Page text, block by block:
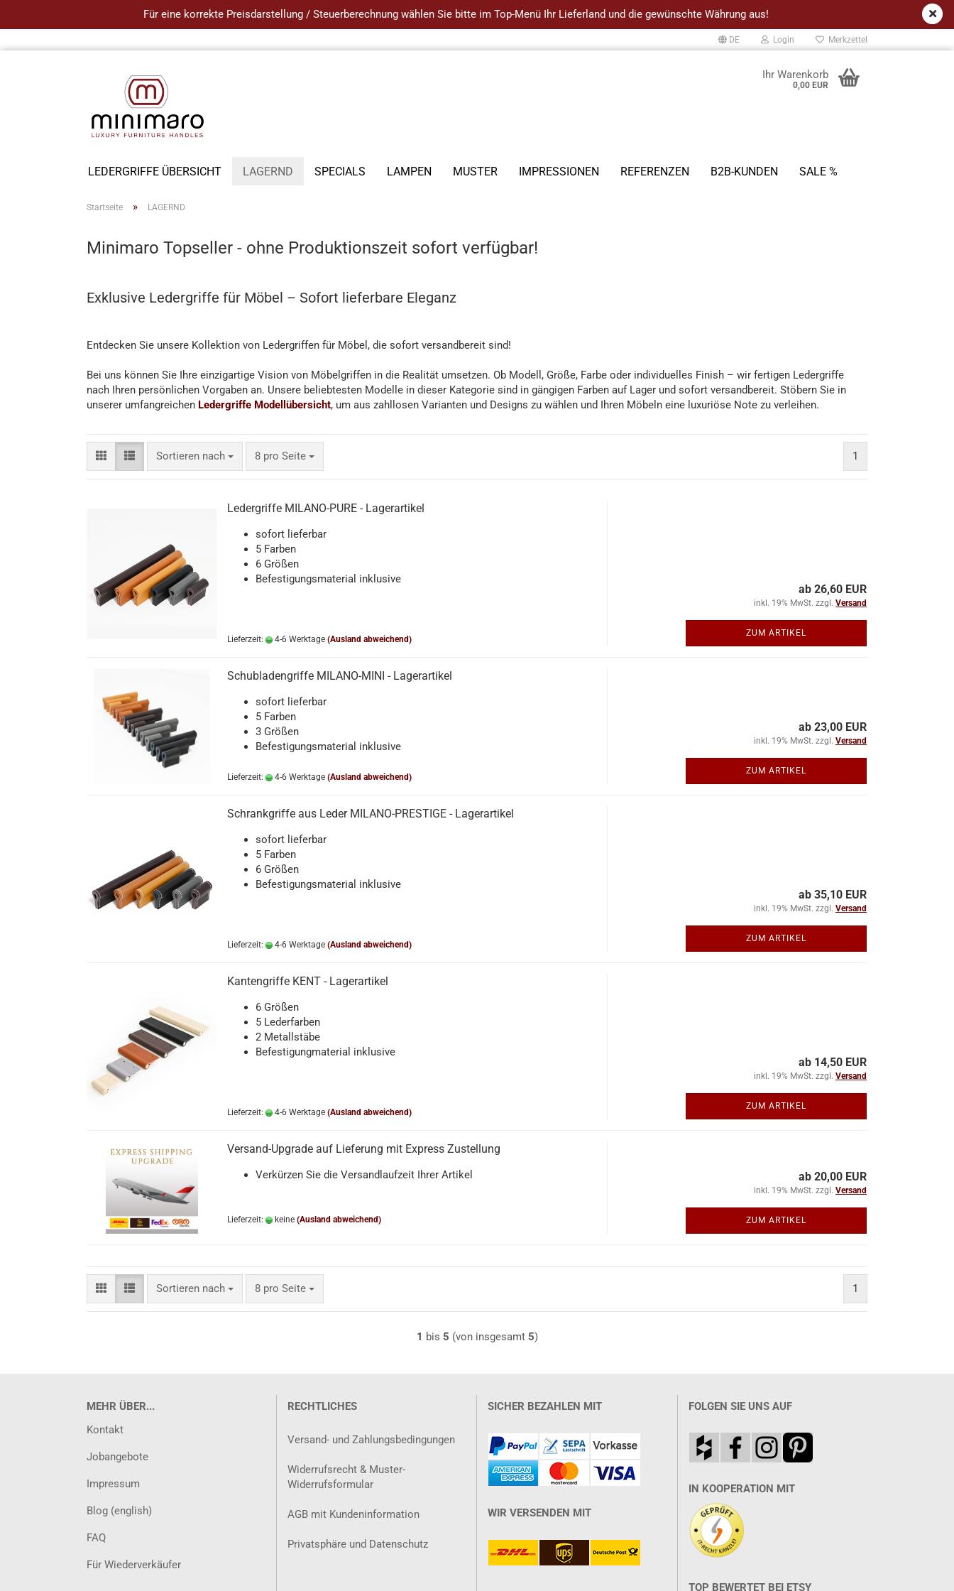
DE Login Merkzettel
Ihr Warenkorb
0,00 EUR
Für eine korrekte Preisdarstellung / Steuerberechnung wählen Sie bitte im Top-Menü Ihr Lieferland und die gewünschte Währung aus!
LEDERGRIFFE ÜBERSICHT LAGERND SPECIALS LAMPEN MUSTER IMPRESSIONEN REFERENZEN B2B-KUNDEN SALE %
Startseite » LAGERND
Minimaro Topseller - ohne Produktionszeit sofort verfügbar!
Exklusive Ledergriffe für Möbel – Sofort lieferbare Eleganz
Entdecken Sie unsere Kollektion von Ledergriffen für Möbel, die sofort versandbereit sind!
Bei uns können Sie Ihre einzigartige Vision von Möbelgriffen in die Realität umsetzen. Ob Modell, Größe, Farbe oder individuelles Finish – wir fertigen Ledergriffe
nach Ihren persönlichen Vorgaben an. Unsere beliebtesten Modelle in dieser Kategorie sind in gängigen Farben auf Lager und sofort versandbereit. Stöbern Sie in
unserer umfangreichen Ledergriffe Modellübersicht, um aus zahllosen Varianten und Designs zu wählen und Ihren Möbeln eine luxuriöse Note zu verleihen.
Sortieren nach
Sortieren nach 8 pro Seite
pro Seite 1
Ledergriffe MILANO-PURE - Lagerartikel
sofort lieferbar
5 Farben
6 Größen
Befestigungsmaterial inklusive
Lieferzeit: 4-6 Werktage (Ausland abweichend)
ab 26,60 EUR
inkl. 19% MwSt. zzgl. Versand
ZUM ARTIKEL
Schubladengriffe MILANO-MINI - Lagerartikel
sofort lieferbar
5 Farben
3 Größen
Befestigungsmaterial inklusive
Lieferzeit: 4-6 Werktage (Ausland abweichend)
ab 23,00 EUR
inkl. 19% MwSt. zzgl. Versand
ZUM ARTIKEL
Schrankgriffe aus Leder MILANO-PRESTIGE - Lagerartikel
sofort lieferbar
5 Farben
6 Größen
Befestigungsmaterial inklusive
Lieferzeit: 4-6 Werktage (Ausland abweichend)
ab 35,10 EUR
inkl. 19% MwSt. zzgl. Versand
ZUM ARTIKEL
Kantengriffe KENT - Lagerartikel
6 Größen
5 Lederfarben
2 Metallstäbe
Befestigungmaterial inklusive
Lieferzeit: 4-6 Werktage (Ausland abweichend)
ab 14,50 EUR
inkl. 19% MwSt. zzgl. Versand
ZUM ARTIKEL
Versand-Upgrade auf Lieferung mit Express Zustellung
Verkürzen Sie die Versandlaufzeit Ihrer Artikel
Lieferzeit: keine (Ausland abweichend)
ab 20,00 EUR
inkl. 19% MwSt. zzgl. Versand
ZUM ARTIKEL
Sortieren nach
Sortieren nach 8 pro Seite
pro Seite 1
1 bis 5 (von insgesamt 5)
MEHR ÜBER...
Kontakt
Jobangebote
Impressum
Blog (english)
FAQ
Für Wiederverkäufer
RECHTLICHES
Versand- und Zahlungsbedingungen
Widerrufsrecht & Muster-
Widerrufsformular
AGB mit Kundeninformation
Privatsphäre und Datenschutz
SICHER BEZAHLEN MIT
WIR VERSENDEN MIT
FOLGEN SIE UNS AUF
IN KOOPERATION MIT
TOP BEWERTET BEI ETSY